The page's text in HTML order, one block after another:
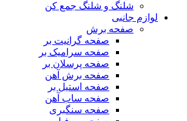
شلنگ و شلنگ جمع کن
لوازم جانبی
صفحه برش
صفحه گرانیت بر
صفحه سرامیک بر
صفحه پرسلان بر
صفحه برش آهن
صفحه استیل بر
صفحه ساب آهن
صفحه سنگبری